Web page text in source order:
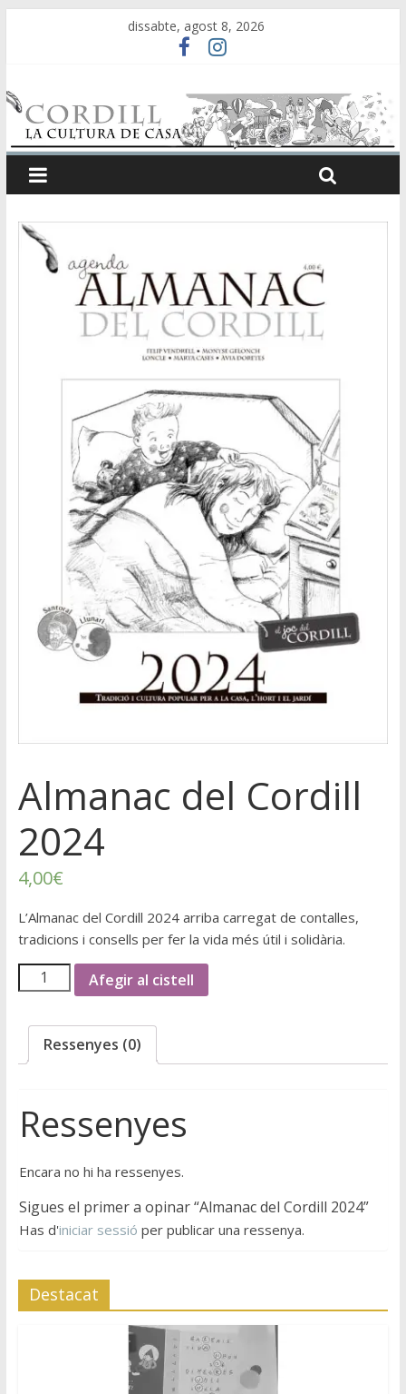
dissabte, agost 8, 2026
Almanac del Cordill
2024
4,00€
L’Almanac del Cordill 2024 arriba carregat de contalles,
tradicions i consells per fer la vida més útil i solidària.
Afegir al cistell
Ressenyes (0)
Ressenyes
Encara no hi ha ressenyes.
Sigues el primer a opinar “Almanac del Cordill 2024”
Has d'iniciar sessió per publicar una ressenya.
Destacat